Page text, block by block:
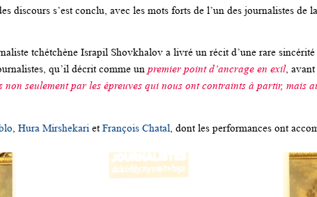
discours s’est conclu, avec les mots forts de l’un des journalistes
tchétchène Israpil Shovkhalov a livré un récit d’une rare
qu’il décrit comme un premier point d’ancrage en exil, avant
non seulement par les épreuves qui nous ont contraints à partir, mais
Hura Mirshekari et François Chatal , dont les performances ont